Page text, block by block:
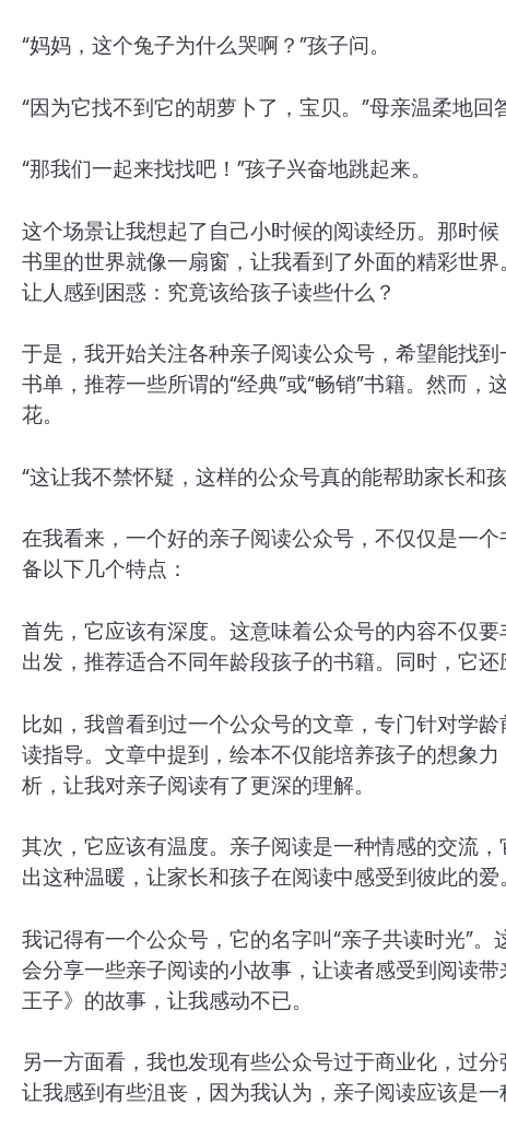
“妈妈，这个兔子为什么哭啊？”孩子问。
“因为它找不到它的胡萝卜了，宝贝。”母亲温柔地回
“那我们一起来找找吧！”孩子兴奋地跳起来。
这个场景让我想起了自己小时候的阅读经历。那时
书里的世界就像一扇窗，让我看到了外面的精彩世
让人感到困惑：究竟该给孩子读些什么？
于是，我开始关注各种亲子阅读公众号，希望能找
书单，推荐一些所谓的“经典”或“畅销”书籍。然而
花。
“这让我不禁怀疑，这样的公众号真的能帮助家长和
在我看来，一个好的亲子阅读公众号，不仅仅是一
备以下几个特点：
首先，它应该有深度。这意味着公众号的内容不仅
出发，推荐适合不同年龄段孩子的书籍。同时，它
比如，我曾看到过一个公众号的文章，专门针对学
读指导。文章中提到，绘本不仅能培养孩子的想象
析，让我对亲子阅读有了更深的理解。
其次，它应该有温度。亲子阅读是一种情感的交流
出这种温暖，让家长和孩子在阅读中感受到彼此的爱。
我记得有一个公众号，它的名字叫“亲子共读时光”
会分享一些亲子阅读的小故事，让读者感受到阅读
王子》的故事，让我感动不已。
另一方面看，我也发现有些公众号过于商业化，过
让我感到有些沮丧，因为我认为，亲子阅读应该是